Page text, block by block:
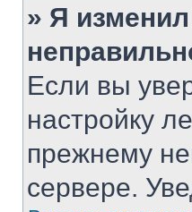
» Я
Если вы
настройку
прежнему
сервере.